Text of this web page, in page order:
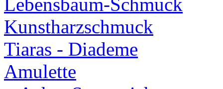
Lebensbaum-Schmuck
Kunstharzschmuck
Tiaras - Diademe
Amulette